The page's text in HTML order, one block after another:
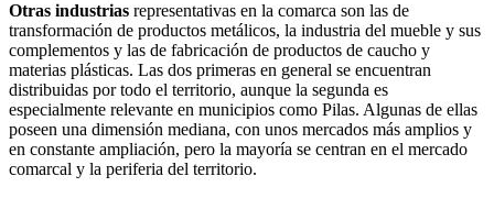
Otras industrias representativas en la comarca son las de
transformación de productos metálicos, la industria del mueble y sus
complementos y las de fabricación de productos de caucho y
materias plásticas. Las dos primeras en general se encuentran
distribuidas por todo el territorio, aunque la segunda es
especialmente relevante en municipios como Pilas. Algunas de ellas
poseen una dimensión mediana, con unos mercados más amplios y
en constante ampliación, pero la mayoría se centran en el mercado
comarcal y la periferia del territorio.